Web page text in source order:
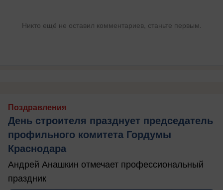
Никто ещё не оставил комментариев, станьте первым.
Поздравления
День строителя празднует председатель
профильного комитета Гордумы
Краснодара
Андрей Анашкин отмечает профессиональный
праздник